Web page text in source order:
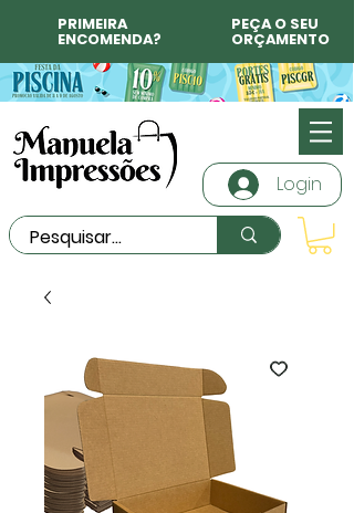
PRIMEIRA
ENCOMENDA?
PEÇA O SEU
ORÇAMENTO
Login